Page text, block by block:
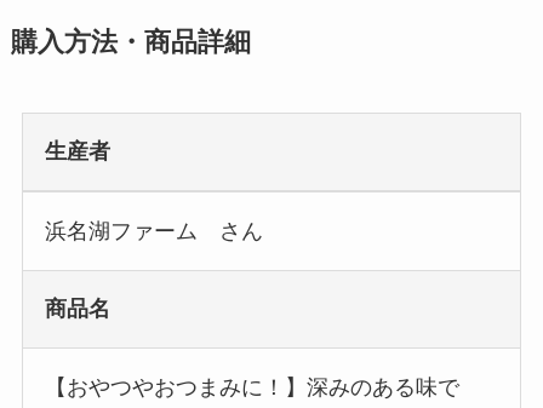
購入方法・商品詳細
生産者
浜名湖ファーム さん
商品名
【おやつやおつまみに！】深みのある味で